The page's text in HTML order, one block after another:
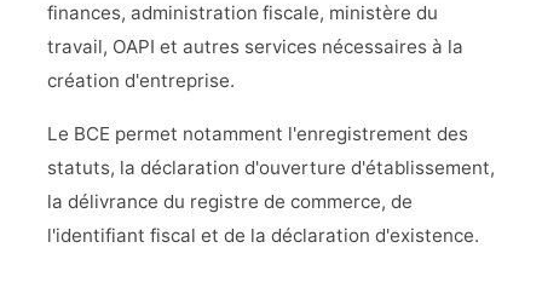
finances, administration fiscale, ministère du
travail, OAPI et autres services nécessaires à la
création d'entreprise.
Le BCE permet notamment l'enregistrement des
statuts, la déclaration d'ouverture d'établissement,
la délivrance du registre de commerce, de
l'identifiant fiscal et de la déclaration d'existence.